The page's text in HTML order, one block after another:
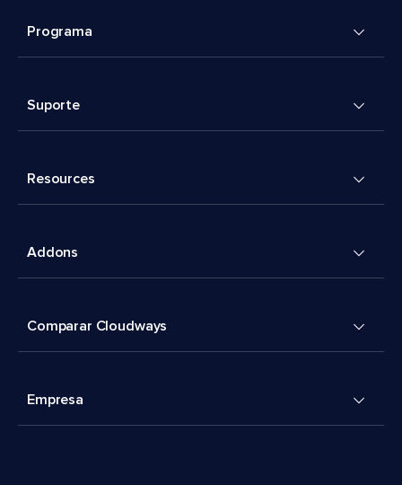
Programa
Suporte
Resources
Addons
Comparar Cloudways
Empresa